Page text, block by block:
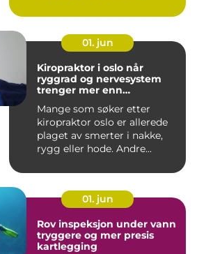
01. jun
Kiropraktor i oslo når
ryggrad og nervesystem
trenger mer enn
Mange som søker etter
kiropraktor oslo er allerede
plaget av smerter i nakke,
rygg eller hode. Andre...
01. jun
Rov inspeksjon under vann
tryggere og mer presis
kartlegging